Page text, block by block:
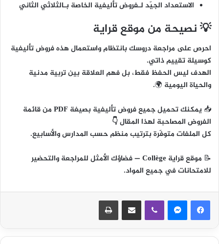
الاستعداد الجيّد لـفروض تأليفية الخاصة بـالثلاثي الثاني
💡 نصيحة من موقع قراية
احرص على مراجعة دروسك بانتظام واستعمال هذه فروض تأليفية
كوسيلة تقييم ذاتي.
الهدف ليس الحفظ فقط، بلفهم العلاقة بين تربية مدنية
والحياة اليومية 🌍.
📥
يمكنك تحميل جميع فروض تأليفية بصيغة PDF من قائمة
الفروض المصاحبة لهذا المقال 👇
كل الملفات متوفّرة بترتيب منظم حسب المدارس والأسابيع.
📝 موقع قراية Collège
— فضاؤك الأمثل للمراجعة والتحضير
للامتحانات في جميع المواد.
مشاركة عبر البريد